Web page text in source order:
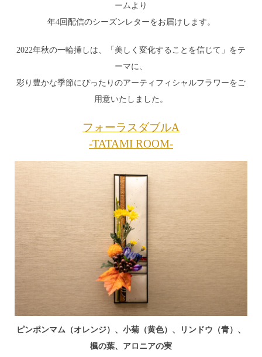
ームより
年4回配信のシーズンレターをお届けします。
2022年秋の一輪挿しは、「美しく変化することを信じて」をテ
ーマに、
彩り豊かな季節にぴったりのアーティフィシャルフラワーをご
用意いたしました。
フォーラスダブルA
-TATAMI ROOM-
ピンポンマム（オレンジ）、小菊（黄色）、リンドウ（青）、
楓の葉、アロニアの実